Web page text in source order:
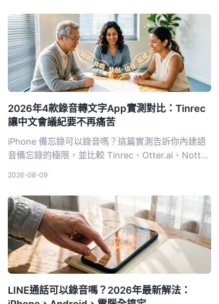
2026年4款錄音轉文字App實測對比：Tinrec
讓中文會議紀要不再痛苦
iPhone 備忘錄可以錄音嗎？這篇實測告訴你內建語
音備忘錄的極限，並比較 Tinrec、Otter.ai、Notta
2026-08-09
LINE通話可以錄音嗎？2026年最新解法：